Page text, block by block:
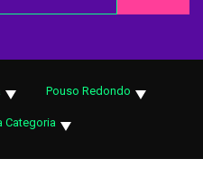
Pouso Redondo
Categoria